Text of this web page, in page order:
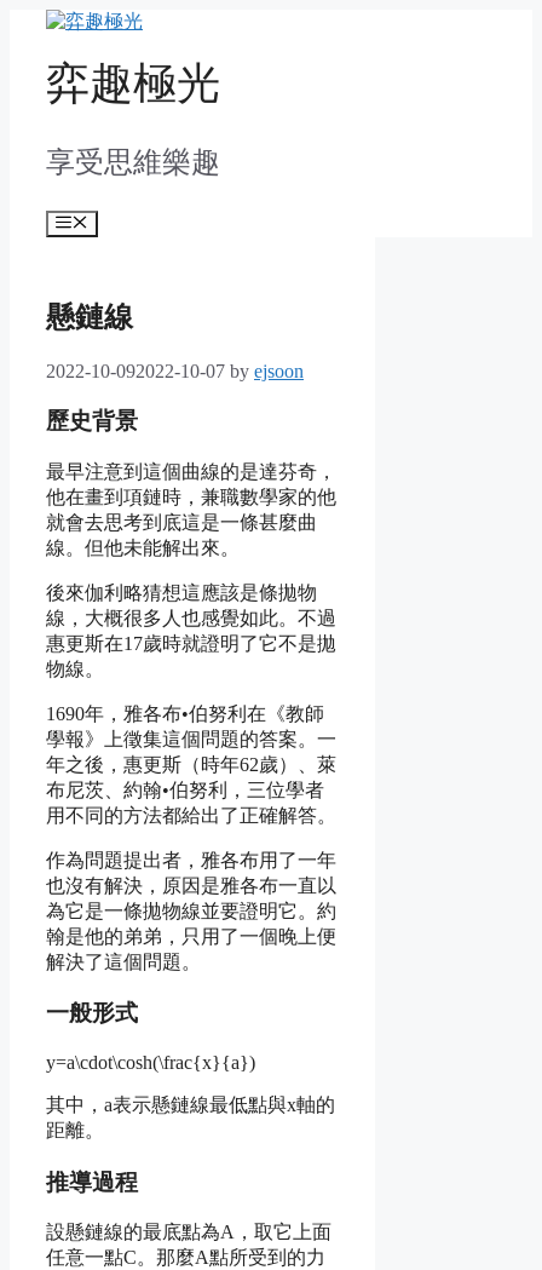
content弈趣極光
享受思維樂趣
Menu
懸鏈線
2022-10-092022-10-07 by ejsoon
歷史背景
最早注意到這個曲線的是達芬奇，
他在畫到項鏈時，兼職數學家的他
就會去思考到底這是一條甚麼曲
線。但他未能解出來。
後來伽利略猜想這應該是條拋物
線，大概很多人也感覺如此。不過
惠更斯在17歲時就證明了它不是拋
物線。
1690年，雅各布•伯努利在《教師
學報》上徵集這個問題的答案。一
年之後，惠更斯（時年62歲）、萊
布尼茨、約翰•伯努利，三位學者
用不同的方法都給出了正確解答。
作為問題提出者，雅各布用了一年
也沒有解決，原因是雅各布一直以
為它是一條拋物線並要證明它。約
翰是他的弟弟，只用了一個晚上便
解決了這個問題。
一般形式
y=a\cdot\cosh(\frac{x}{a})
其中，a表示懸鏈線最低點與x軸的
距離。
推導過程
設懸鏈線的最底點為A，取它上面
任意一點C。那麼A點所受到的力